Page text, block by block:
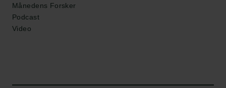
Månedens Forsker
Podcast
Video